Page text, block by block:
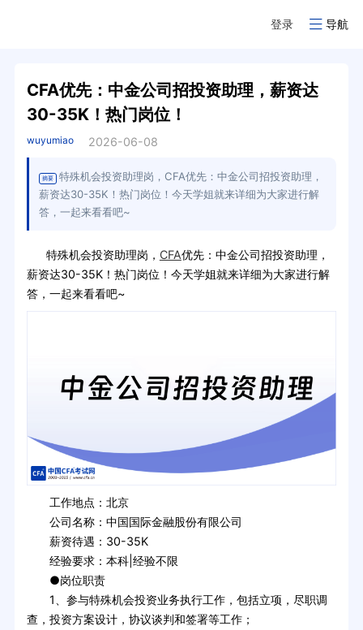
登录 导航
CFA优先：中金公司招投资助理，薪资达
30-35K！热门岗位！
wuyumiao 2026-06-08
摘要
特殊机会投资助理岗，CFA优先：中金公司招投资助理，
薪资达30-35K！热门岗位！今天学姐就来详细为大家进行解
答，一起来看看吧~
特殊机会投资助理岗， CFA优先：中金公司招投资助理，
薪资达30-35K！热门岗位！今天学姐就来详细为大家进行解
答，一起来看看吧~
工作地点：北京
公司名称：中国国际金融股份有限公司
薪资待遇：30-35K
经验要求：本科|经验不限
●岗位职责
1、参与特殊机会投资业务执行工作，包括立项，尽职调
查，投资方案设计，协议谈判和签署等工作；